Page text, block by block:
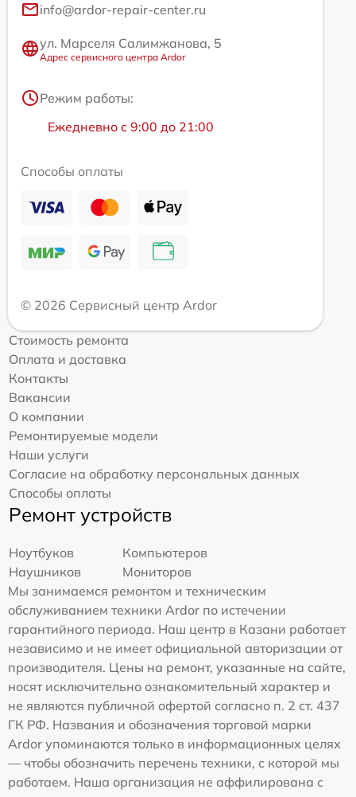
info@ardor-repair-center.ru
ул. Марселя Салимжанова, 5
Адрес сервисного центра Ardor
Режим работы:
Ежедневно с 9:00 до 21:00
Способы оплаты
© 2026 Сервисный центр Ardor
Стоимость ремонта
Оплата и доставка
Контакты
Вакансии
О компании
Ремонтируемые модели
Наши услуги
Согласие на обработку персональных данных
Способы оплаты
Ремонт устройств
Ноутбуков
Компьютеров
Наушников
Мониторов
Мы занимаемся ремонтом и техническим
обслуживанием техники Ardor по истечении
гарантийного периода. Наш центр в Казани работает
независимо и не имеет официальной авторизации от
производителя. Цены на ремонт, указанные на сайте,
носят исключительно ознакомительный характер и
не являются публичной офертой согласно п. 2 ст. 437
ГК РФ. Названия и обозначения торговой марки
Ardor упоминаются только в информационных целях
— чтобы обозначить перечень техники, с которой мы
работаем. Наша организация не аффилирована с